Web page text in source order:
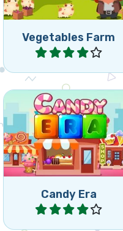
Vegetables Farm
Jugar
Candy Era
Colapsa grupos de tres o
más caramelos iguales.
Jugar